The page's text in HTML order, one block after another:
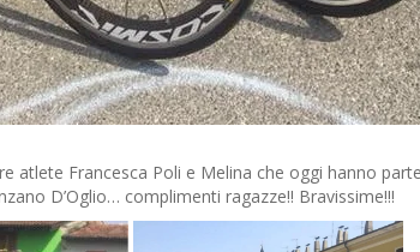
atlete Francesca Poli e Melina che oggi hanno
D’Oglio… complimenti ragazze!! Bravissime!!!